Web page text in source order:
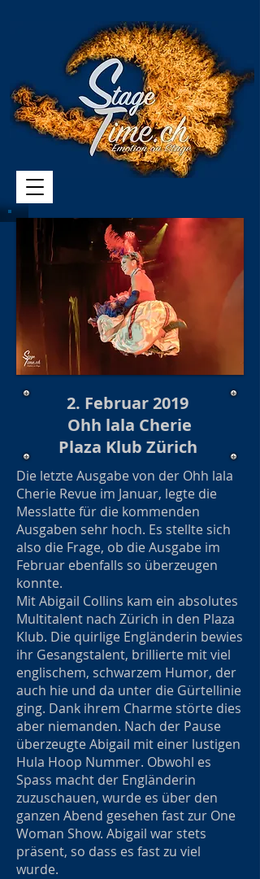
2. Februar 2019
Ohh lala Cherie
Plaza Klub Zürich
Die letzte Ausgabe von der Ohh lala
Cherie Revue im Januar, legte die
Messlatte für die kommenden
Ausgaben sehr hoch. Es stellte sich
also die Frage, ob die Ausgabe im
Februar ebenfalls so überzeugen
konnte.
Mit Abigail Collins kam ein absolutes
Multitalent nach Zürich in den Plaza
Klub. Die quirlige Engländerin bewies
ihr Gesangstalent, brillierte mit viel
englischem, schwarzem Humor, der
auch hie und da unter die Gürtellinie
ging. Dank ihrem Charme störte dies
aber niemanden. Nach der Pause
überzeugte Abigail mit einer lustigen
Hula Hoop Nummer. Obwohl es
Spass macht der Engländerin
zuzuschauen, wurde es über den
ganzen Abend gesehen fast zur One
Woman Show. Abigail war stets
präsent, so dass es fast zu viel
wurde.